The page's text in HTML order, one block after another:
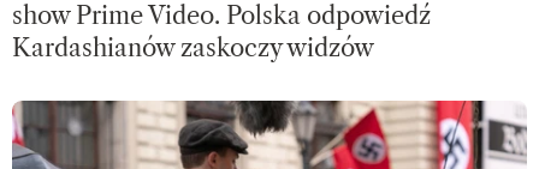
show Prime Video. Polska odpowiedź
Kardashianów zaskoczy widzów